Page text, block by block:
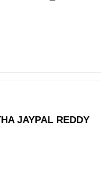
JAYPAL REDDY